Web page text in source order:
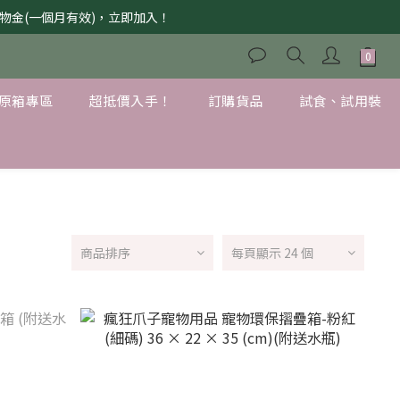
(一個月有效)，立即加入！
箱專區 超抵價入手！ 訂購貨品 試食、試用裝
商品排序 每頁顯示 24 個